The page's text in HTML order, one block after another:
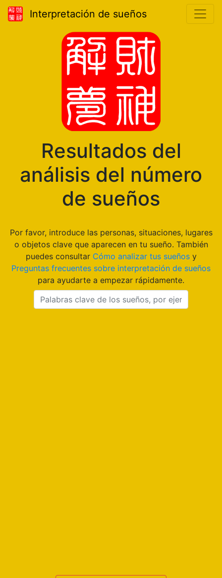
Interpretación de sueños
Resultados del
análisis del número
de sueños
Por favor, introduce las personas, situaciones, lugares
o objetos clave que aparecen en tu sueño. También
puedes consultar Cómo analizar tus sueñosy
Preguntas frecuentes sobre interpretación de sueños
para ayudarte a empezar rápidamente.